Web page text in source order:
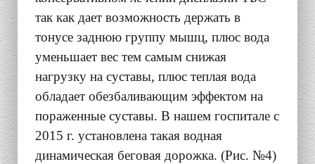
так как дает возможность держать в
тонусе заднюю группу мышц, плюс вода
уменьшает вес тем самым снижая
нагрузку на суставы, плюс теплая вода
обладает обезбаливающим эффектом на
пораженные суставы. В нашем госпитале с
2015 г. установлена такая водная
динамическая беговая дорожка. (Рис. №4)